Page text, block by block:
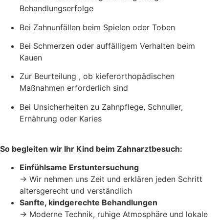
Behandlungserfolge
Bei Zahnunfällen beim Spielen oder Toben
Bei Schmerzen oder auffälligem Verhalten beim
Kauen
Zur Beurteilung , ob kieferorthopädischen
Maßnahmen erforderlich sind
Bei Unsicherheiten zu Zahnpflege, Schnuller,
Ernährung oder Karies
So begleiten wir Ihr Kind beim Zahnarztbesuch:
Einfühlsame Erstuntersuchung
→ Wir nehmen uns Zeit und erklären jeden Schritt
altersgerecht und verständlich
Sanfte, kindgerechte Behandlungen
→ Moderne Technik, ruhige Atmosphäre und lokale